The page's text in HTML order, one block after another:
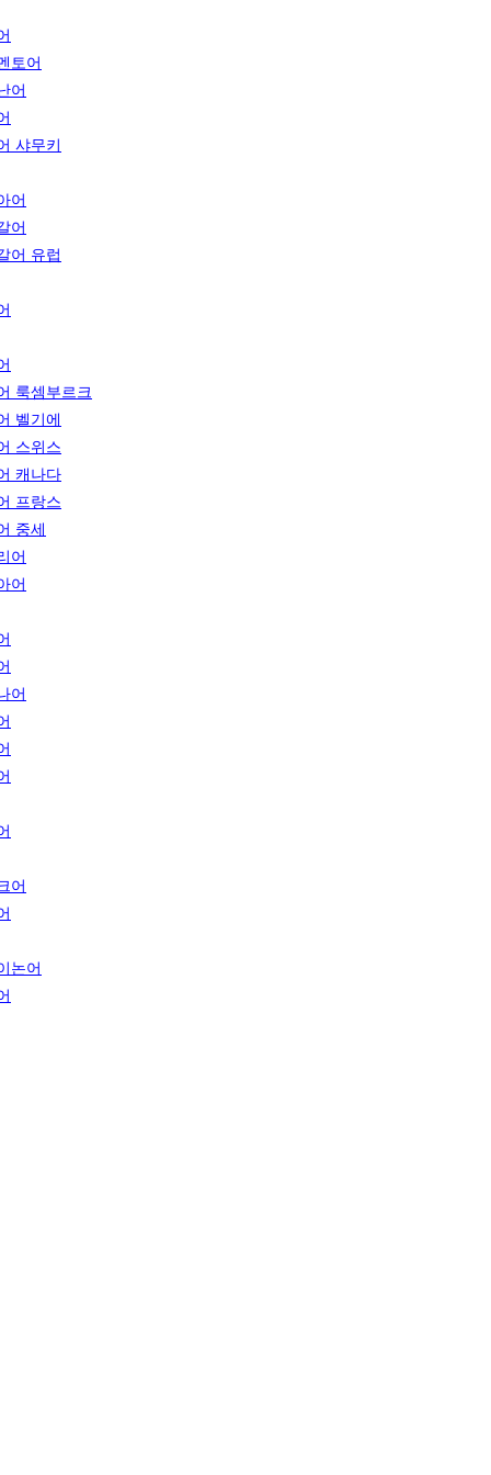
토어
어
샤무키
어
어
어 유럽
룩셈부르크
벨기에
스위스
캐나다
프랑스
중세
어
어
어
어
논어